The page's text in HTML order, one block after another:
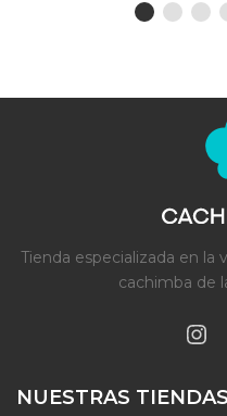
Tienda especializada en la
cachimba de
NUESTRAS TIENDAS